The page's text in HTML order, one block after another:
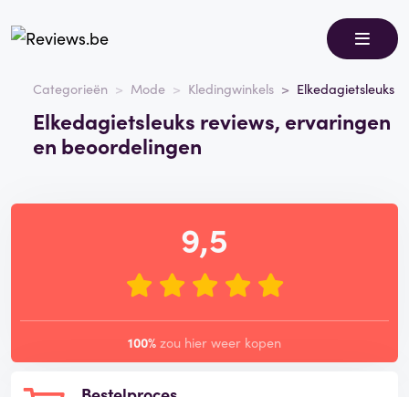
Categorieën Mode Kledingwinkels Elkedagietsleuks
Elkedagietsleuks reviews, ervaringen
en beoordelingen
9,5
100% zou hier weer kopen